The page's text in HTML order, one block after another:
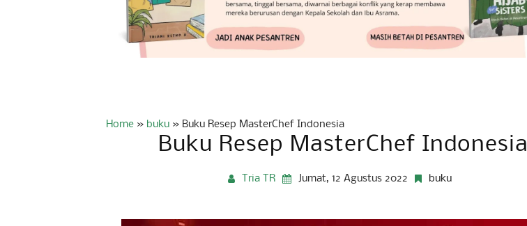
Home » buku » Buku Resep MasterChef Indonesia
Buku Resep MasterChef Indonesia
Tria TR Jumat, 12 Agustus 2022 buku